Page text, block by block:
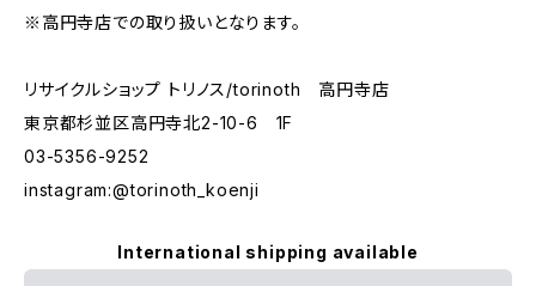
※高円寺店での取り扱いとなります。
リサイクルショップ トリノス/torinoth 高円寺店
東京都杉並区高円寺北2-10-6 1F
03-5356-9252
instagram:@torinoth_koenji
International shipping available